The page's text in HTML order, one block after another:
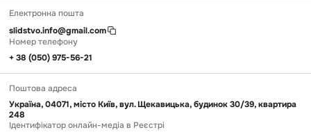
Електронна пошта
slidstvo.info@gmail.com
Номер телефону
+ 38 (050) 975-56-21
Поштова адреса
Україна, 04071, місто Київ, вул. Щекавицька, будинок 30/39, квартира
248
Ідентифікатор онлайн-медіа в Реєстрі